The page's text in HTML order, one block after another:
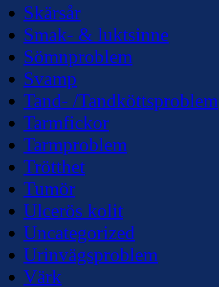
Skärsår
Smak- & luktsinne
Sömnproblem
Svamp
Tand- /Tandköttsproblem
Tarmfickor
Tarmproblem
Trötthet
Tumör
Ulcerös kolit
Uncategorized
Urinvägsproblem
Värk